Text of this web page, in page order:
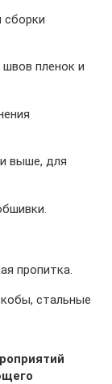
сборки
швов пленок и
выше, для
пропитка.
стальные